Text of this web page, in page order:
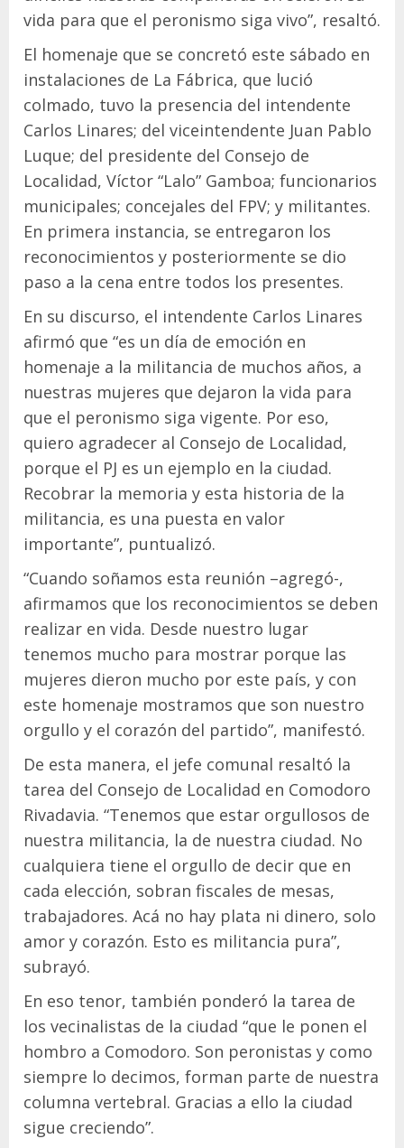
vida para que el peronismo siga vivo”, resaltó.
El homenaje que se concretó este sábado en
instalaciones de La Fábrica, que lució
colmado, tuvo la presencia del intendente
Carlos Linares; del viceintendente Juan Pablo
Luque; del presidente del Consejo de
Localidad, Víctor “Lalo” Gamboa; funcionarios
municipales; concejales del FPV; y militantes.
En primera instancia, se entregaron los
reconocimientos y posteriormente se dio
paso a la cena entre todos los presentes.
En su discurso, el intendente Carlos Linares
afirmó que “es un día de emoción en
homenaje a la militancia de muchos años, a
nuestras mujeres que dejaron la vida para
que el peronismo siga vigente. Por eso,
quiero agradecer al Consejo de Localidad,
porque el PJ es un ejemplo en la ciudad.
Recobrar la memoria y esta historia de la
militancia, es una puesta en valor
importante”, puntualizó.
“Cuando soñamos esta reunión –agregó-,
afirmamos que los reconocimientos se deben
realizar en vida. Desde nuestro lugar
tenemos mucho para mostrar porque las
mujeres dieron mucho por este país, y con
este homenaje mostramos que son nuestro
orgullo y el corazón del partido”, manifestó.
De esta manera, el jefe comunal resaltó la
tarea del Consejo de Localidad en Comodoro
Rivadavia. “Tenemos que estar orgullosos de
nuestra militancia, la de nuestra ciudad. No
cualquiera tiene el orgullo de decir que en
cada elección, sobran fiscales de mesas,
trabajadores. Acá no hay plata ni dinero, solo
amor y corazón. Esto es militancia pura”,
subrayó.
En eso tenor, también ponderó la tarea de
los vecinalistas de la ciudad “que le ponen el
hombro a Comodoro. Son peronistas y como
siempre lo decimos, forman parte de nuestra
columna vertebral. Gracias a ello la ciudad
sigue creciendo”.